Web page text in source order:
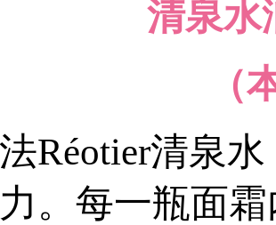
清泉水
（
Réotier清泉
。每一瓶面